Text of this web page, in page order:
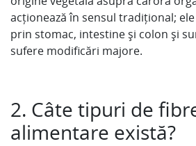
acționează în sensul tradițional;
prin stomac, intestine și colon și
sufere modificări majore.
2. Câte tipuri de
alimentare există?